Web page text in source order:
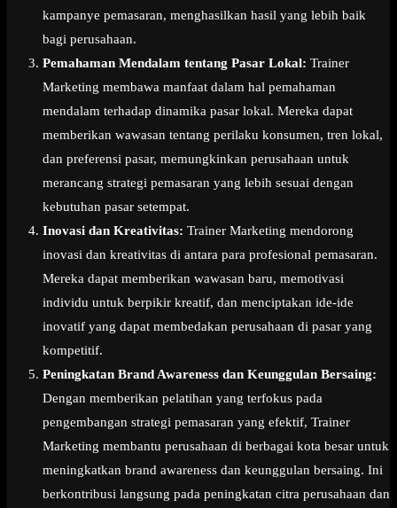
kampanye pemasaran, menghasilkan hasil yang lebih baik
bagi perusahaan.
Pemahaman Mendalam tentang Pasar Lokal: Trainer
Marketing membawa manfaat dalam hal pemahaman
mendalam terhadap dinamika pasar lokal. Mereka dapat
memberikan wawasan tentang perilaku konsumen, tren lokal,
dan preferensi pasar, memungkinkan perusahaan untuk
merancang strategi pemasaran yang lebih sesuai dengan
kebutuhan pasar setempat.
Inovasi dan Kreativitas: Trainer Marketing mendorong
inovasi dan kreativitas di antara para profesional pemasaran.
Mereka dapat memberikan wawasan baru, memotivasi
individu untuk berpikir kreatif, dan menciptakan ide-ide
inovatif yang dapat membedakan perusahaan di pasar yang
kompetitif.
Peningkatan Brand Awareness dan Keunggulan Bersaing:
Dengan memberikan pelatihan yang terfokus pada
pengembangan strategi pemasaran yang efektif, Trainer
Marketing membantu perusahaan di berbagai kota besar untuk
meningkatkan brand awareness dan keunggulan bersaing. Ini
berkontribusi langsung pada peningkatan citra perusahaan dan